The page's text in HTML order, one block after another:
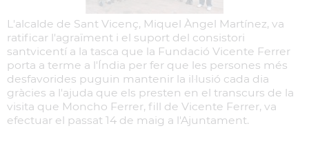
L'alcalde de Sant Vicenç, Miquel Àngel Martínez, va
ratificar l'agraïment i el suport del consistori
santvicentí a la tasca que la Fundació Vicente Ferrer
porta a terme a l'Índia per fer que les persones més
desfavorides puguin mantenir la il·lusió cada dia
gràcies a l'ajuda que els presten en el transcurs de la
visita que Moncho Ferrer, fill de Vicente Ferrer, va
efectuar el passat 14 de maig a l'Ajuntament.